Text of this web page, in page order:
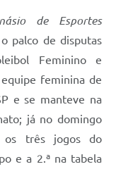
de Esportes
palco de disputas
Feminino e
feminina de
e se manteve na
já no domingo
os três jogos do
e a 2.ª na tabela